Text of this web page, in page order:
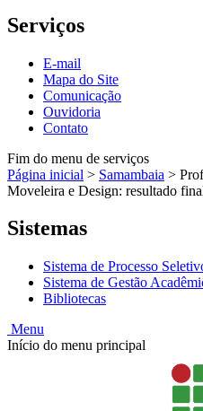
Serviços
E-mail
Mapa do Site
Comunicação
Ouvidoria
Contato
Fim do menu de serviços
Página inicial > Samambaia >
Moveleira e Design: resultado
Sistemas
Sistema de Processo
Sistema de Gestão
Bibliotecas
Menu
Início do menu principal